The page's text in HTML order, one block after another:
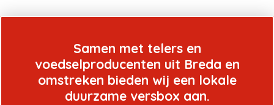
Samen met telers en
voedselproducenten uit Breda en
omstreken bieden wij een lokale
duurzame versbox aan.